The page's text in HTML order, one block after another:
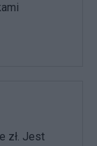
zł. Jest